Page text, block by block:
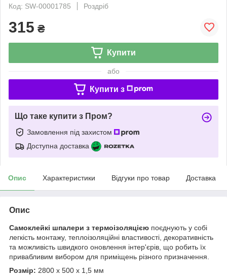
Код: SW-00001785
Роздріб
315 ₴
Купити
або
Купити з
Що таке купити з Пром?
Замовлення під захистом
Доступна доставка
Опис Характеристики Відгуки про товар Доставка
Опис
Самоклейкі шпалери з термоізоляцією поєднують у собі
легкість монтажу, теплоізоляційні властивості, декоративність
та можливість швидкого оновлення інтер'єрів, що робить їх
привабливим вибором для приміщень різного призначення.
Розмір: 2800 х 500 х 1,5 мм